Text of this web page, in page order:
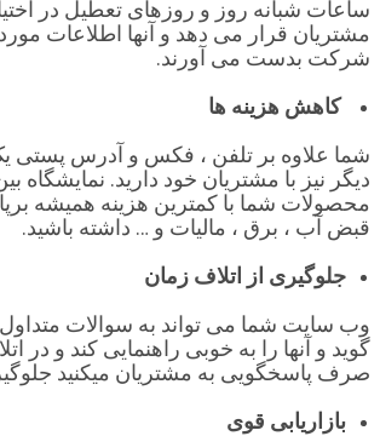
ساعات شبانه روز و روزهای تعطیل در
مشتریان قرار می دهد و آنها اطلاعات مورد
شرکت بدست می آورند.
کاهش هزینه ها
شما علاوه بر تلفن ، فکس و آدرس پستی
دیگر نیز با مشتریان خود دارید. نمایشگاه
محصولات شما با کمترین هزینه همیشه
قبض آب ، برق ، مالیات و … داشته باشید.
جلوگیری از اتلاف زمان
وب سایت شما می تواند به سوالات متداول
گوید و آنها را به خوبی راهنمایی کند و در
صرف پاسخگویی به مشتریان میکنید
بازاریابی قوی